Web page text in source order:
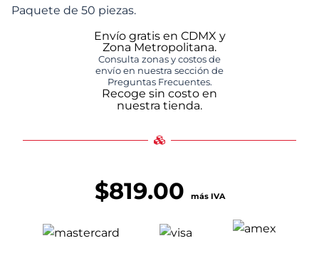
Paquete de 50 piezas.
Envío gratis en CDMX y
Zona Metropolitana.
Consulta zonas y costos de
envío en nuestra sección de
Preguntas Frecuentes.
Recoge sin costo en
nuestra tienda.
$819.00 más IVA